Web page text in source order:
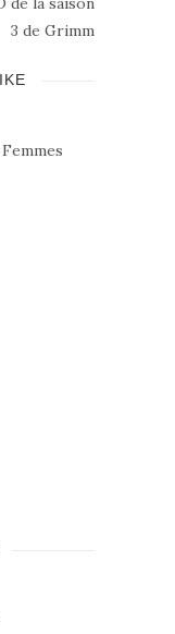
3 de Grimm